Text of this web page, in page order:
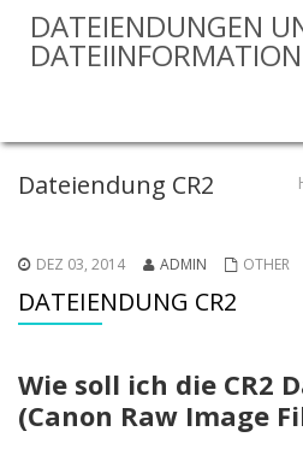
DATEIENDUNGEN
Dateiendung CR2
DEZ 03, 2014 ADMIN OTHER
DATEIENDUNG CR2
Wie soll ich die CR2
(Canon Raw Image